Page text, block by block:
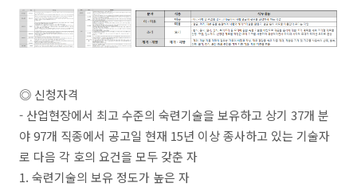
◎ 신청자격
- 산업현장에서 최고 수준의 숙련기술을 보유하고 상기 37개 분
야 97개 직종에서 공고일 현재 15년 이상 종사하고 있는 기술자
로 다음 각 호의 요건을 모두 갖춘 자
1. 숙련기술의 보유 정도가 높은 자